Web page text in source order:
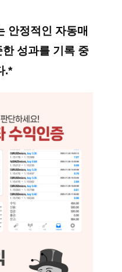
안정적인 자동매
성과를 기록 중
.*